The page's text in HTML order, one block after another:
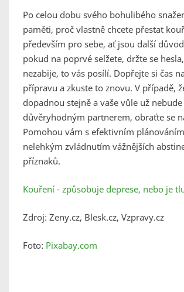
Po celou dobu svého bohulibého
paměti, proč vlastně chcete přestat
především pro sebe, ať jsou další
pokud na poprvé selžete, držte se
nezabije, to vás posílí. Dopřejte si čas
přípravu a zkuste to znovu. V případě,
dopadnou stejně a vaše vůle už nebude
důvěryhodným partnerem, obraťte se
Pomohou vám s efektivním
nelehkým zvládnutím vážnějších
příznaků.
Kouření - způsobuje deprese, nebo je
Zdroj: Zeny.cz, Blesk.cz, Vzpravy.cz
Foto: Pixabay.com